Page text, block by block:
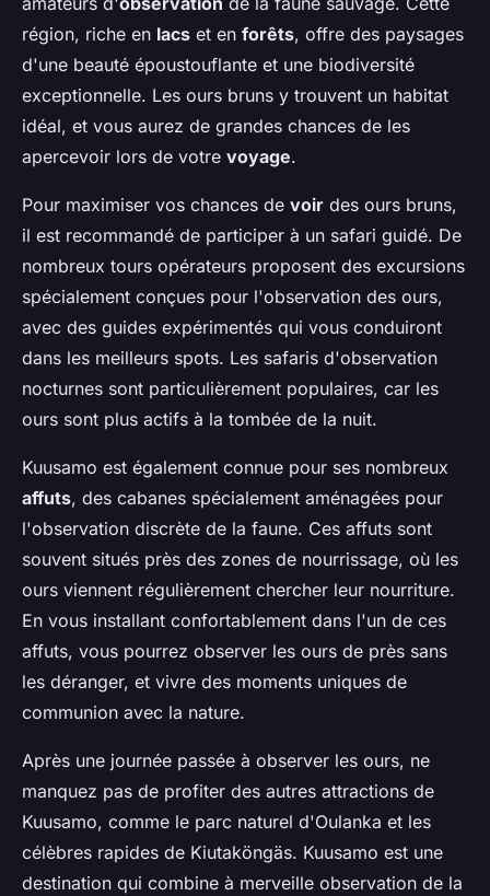
région, riche en lacs et en forêts, offre des paysages
d'une beauté époustouflante et une biodiversité
exceptionnelle. Les ours bruns y trouvent un habitat
idéal, et vous aurez de grandes chances de les
apercevoir lors de votre voyage.
Pour maximiser vos chances de voir des ours bruns,
il est recommandé de participer à un safari guidé. De
nombreux tours opérateurs proposent des excursions
spécialement conçues pour l'observation des ours,
avec des guides expérimentés qui vous conduiront
dans les meilleurs spots. Les safaris d'observation
nocturnes sont particulièrement populaires, car les
ours sont plus actifs à la tombée de la nuit.
Kuusamo est également connue pour ses nombreux
affuts, des cabanes spécialement aménagées pour
l'observation discrète de la faune. Ces affuts sont
souvent situés près des zones de nourrissage, où les
ours viennent régulièrement chercher leur nourriture.
En vous installant confortablement dans l'un de ces
affuts, vous pourrez observer les ours de près sans
les déranger, et vivre des moments uniques de
communion avec la nature.
Après une journée passée à observer les ours, ne
manquez pas de profiter des autres attractions de
Kuusamo, comme le parc naturel d'Oulanka et les
célèbres rapides de Kiutaköngäs. Kuusamo est une
destination qui combine à merveille observation de la